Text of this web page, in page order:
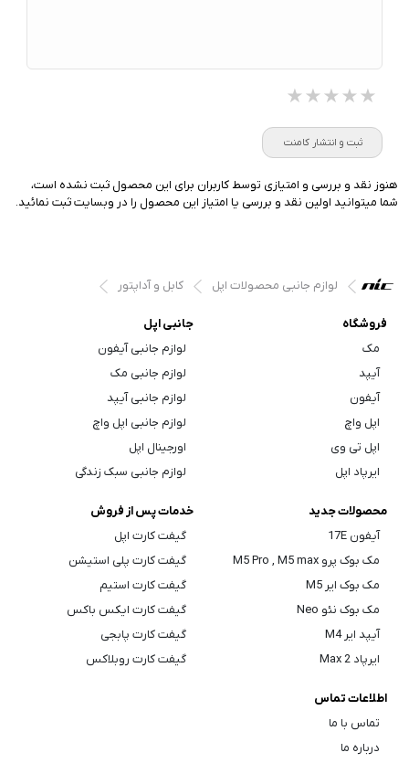
★★★★★
★★★★★
★★★★★
ثبت و انتشار کامنت
هنوز نقد و بررسی و امتیازی توسط کاربران برای این محصول ثبت نشده است،
شما میتوانید اولین نقد و بررسی یا امتیاز این محصول را در وبسایت ثبت نمائید.
لوازم جانبی محصولات اپل کابل و آداپتور
فروشگاه
مک
آیپد
آیفون
اپل واچ
اپل تی وی
ایرپاد اپل
جانبی اپل
لوازم جانبی آیفون
لوازم جانبی مک
لوازم جانبی آیپد
لوازم جانبی اپل واچ
اورجینال اپل
لوازم جانبی سبک زندگی
محصولات جدید
آیفون 17E
مک بوک پرو M5 Pro , M5 max
مک بوک ایر M5
مک بوک نئو Neo
آیپد ایر M4
ایرپاد Max 2
خدمات پس از فروش
گیفت کارت اپل
گیفت کارت پلی استیشن
گیفت کارت استیم
گیفت کارت ایکس باکس
گیفت کارت پابجی
گیفت کارت روبلاکس
اطلاعات تماس
تماس با ما
درباره ما